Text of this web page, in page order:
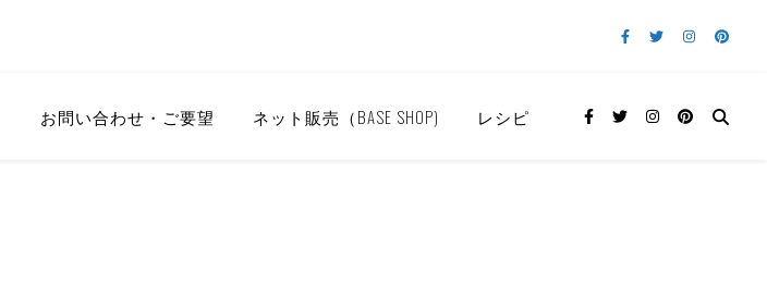
お問い合わせ・ご要望 ネット販売（BASE SHOP) レシピ